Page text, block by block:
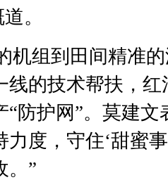
。
机组到田间精准
线的技术帮扶，
“防护网”。莫建文
度，守住‘甜蜜
。”